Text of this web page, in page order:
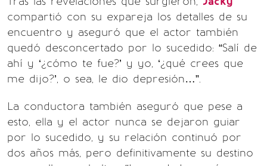
compartió con su expareja los detalles de su
encuentro y aseguró que el actor también
quedó desconcertado por lo sucedido: “Salí de
ahí y ‘¿cómo te fue?’ y yo, ‘¿qué crees que
me dijo?’, o sea, le dio depresión…”.
La conductora también aseguró que pese a
esto, ella y el actor nunca se dejaron guiar
por lo sucedido, y su relación continuó por
dos años más, pero definitivamente su destino